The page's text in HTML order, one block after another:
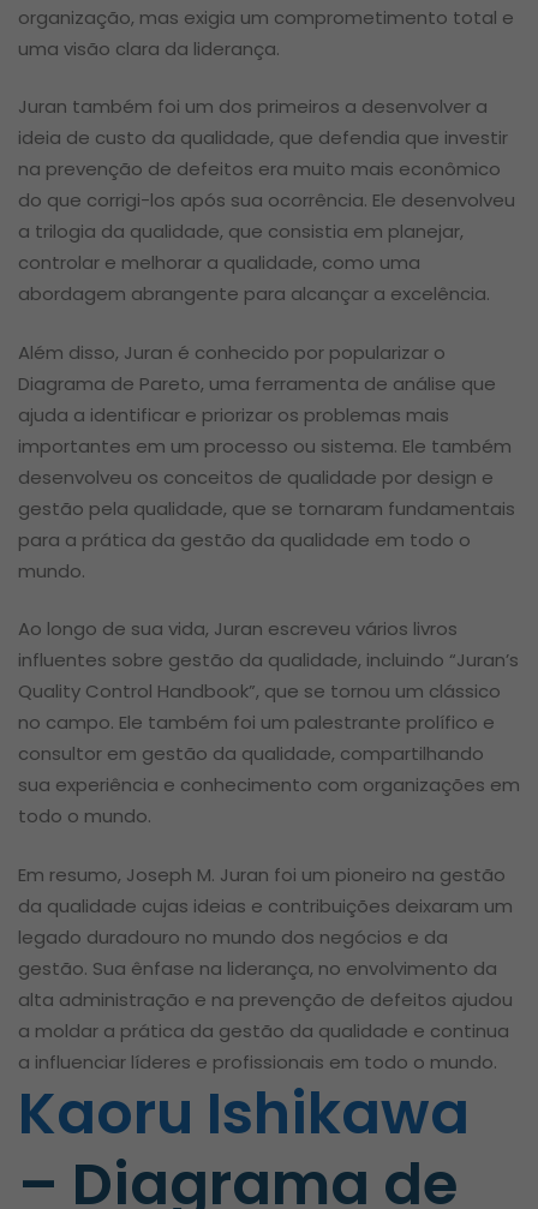
organização, mas exigia um comprometimento total e
uma visão clara da liderança.
Juran também foi um dos primeiros a desenvolver a
ideia de custo da qualidade, que defendia que investir
na prevenção de defeitos era muito mais econômico
do que corrigi-los após sua ocorrência. Ele desenvolveu
a trilogia da qualidade, que consistia em planejar,
controlar e melhorar a qualidade, como uma
abordagem abrangente para alcançar a excelência.
Além disso, Juran é conhecido por popularizar o
Diagrama de Pareto, uma ferramenta de análise que
ajuda a identificar e priorizar os problemas mais
importantes em um processo ou sistema. Ele também
desenvolveu os conceitos de qualidade por design e
gestão pela qualidade, que se tornaram fundamentais
para a prática da gestão da qualidade em todo o
mundo.
Ao longo de sua vida, Juran escreveu vários livros
influentes sobre gestão da qualidade, incluindo “Juran’s
Quality Control Handbook”, que se tornou um clássico
no campo. Ele também foi um palestrante prolífico e
consultor em gestão da qualidade, compartilhando
sua experiência e conhecimento com organizações em
todo o mundo.
Em resumo, Joseph M. Juran foi um pioneiro na gestão
da qualidade cujas ideias e contribuições deixaram um
legado duradouro no mundo dos negócios e da
gestão. Sua ênfase na liderança, no envolvimento da
alta administração e na prevenção de defeitos ajudou
a moldar a prática da gestão da qualidade e continua
a influenciar líderes e profissionais em todo o mundo.
Kaoru Ishikawa
– Diagrama de